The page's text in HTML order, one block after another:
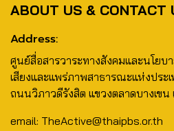
ABOUT US & CONTACT
Address:
ศูนย์สื่อสารวาระทางสังคมและนโยบ
เสียงและแพร่ภาพสาธารณะแห่งประ
ถนนวิภาวดีรังสิต แขวงตลาดบางเขน
email: TheActive@thaipbs.or.th